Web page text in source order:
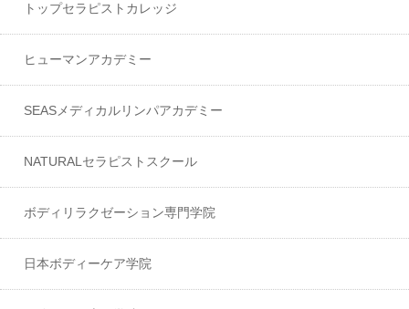
トップセラピストカレッジ
ヒューマンアカデミー
SEASメディカルリンパアカデミー
NATURALセラピストスクール
ボディリラクゼーション専門学院
日本ボディーケア学院